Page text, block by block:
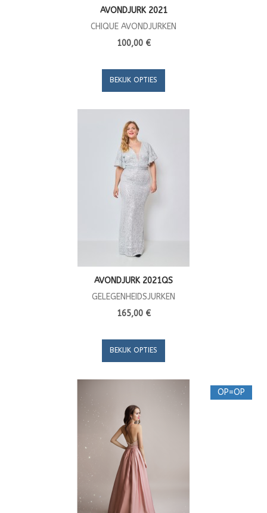
AVONDJURK 2021
CHIQUE AVONDJURKEN
100,00 €
BEKIJK OPTIES
AVONDJURK 2021QS
GELEGENHEIDSJURKEN
165,00 €
BEKIJK OPTIES
OP=OP